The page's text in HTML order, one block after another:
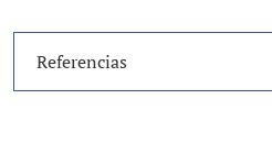
Referencias